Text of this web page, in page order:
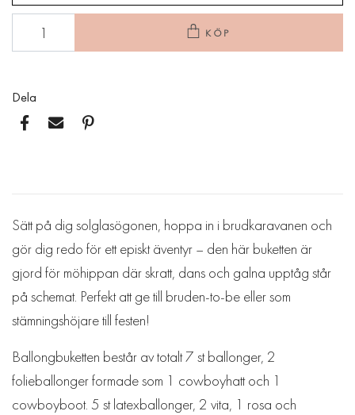
KÖP
Dela
Sätt på dig solglasögonen, hoppa in i brudkaravanen och
gör dig redo för ett episkt äventyr – den här buketten är
gjord för möhippan där skratt, dans och galna upptåg står
på schemat. Perfekt att ge till bruden-to-be eller som
stämningshöjare till festen!
Ballongbuketten består av totalt 7 st ballonger, 2
folieballonger formade som 1 cowboyhatt och 1
cowboyboot. 5 st latexballonger, 2 vita, 1 rosa och